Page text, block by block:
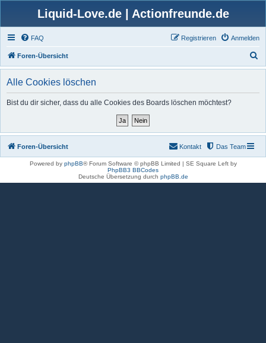
Liquid-Love.de | Actionfreunde.de
FAQ Anmelden
Registrieren
Foren-Übersicht
u
Alle Cookies löschen
Bist du dir sicher, dass du alle Cookies des Boards löschen möchtest?
Foren-Übersicht Das Team
Kontakt
Powered by phpBB® Forum Software © phpBB Limited | SE Square Left by
PhpBB3 BBCodes
Deutsche Übersetzung durch phpBB.de